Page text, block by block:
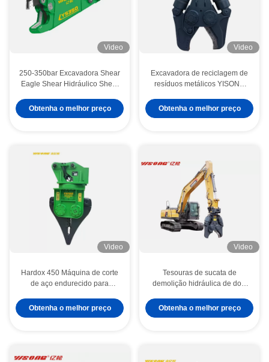
Video
250-350bar Excavadora Shear
Eagle Shear Hidráulico Shear
metais
Obtenha o melhor preço
Video
Excavadora de reciclagem de
resíduos metálicos YISONG
Triturador Tesoura cortadora
Obtenha o melhor preço
Video
Hardox 450 Máquina de corte
de aço endurecido para
ISO90001
Obtenha o melhor preço
Video
Tesouras de sucata de
demolição hidráulica de dois
Obtenha o melhor preço